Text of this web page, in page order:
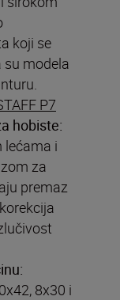
koji se
su modela
P7
hobiste:
lećama i
za
premaz
8x30 i